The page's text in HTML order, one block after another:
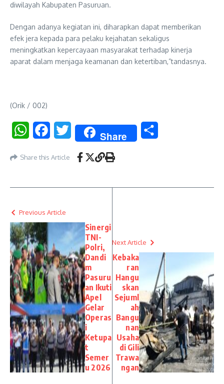
diwilayah Kabupaten Pasuruan.
Dengan adanya kegiatan ini, diharapkan dapat memberikan
efek jera kepada para pelaku kejahatan sekaligus
meningkatkan kepercayaan masyarakat terhadap kinerja
aparat dalam menjaga keamanan dan ketertiban,”tandasnya.
(Orik / 002)
WhatsAppFacebookTwitter Share
Share this Article
Previous Article
Sinergi
TNI-
Polri,
Dandi
m
Pasuru
an Ikuti
Apel
Gelar
Operas
i
Ketupa
t
Semer
u 2026
Next Article
Kebaka
ran
Hangu
skan
Sejuml
ah
Bangu
nan
Usaha
di Gili
Trawa
ngan